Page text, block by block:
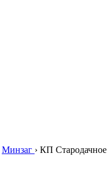
Минзаг › КП Стародачное